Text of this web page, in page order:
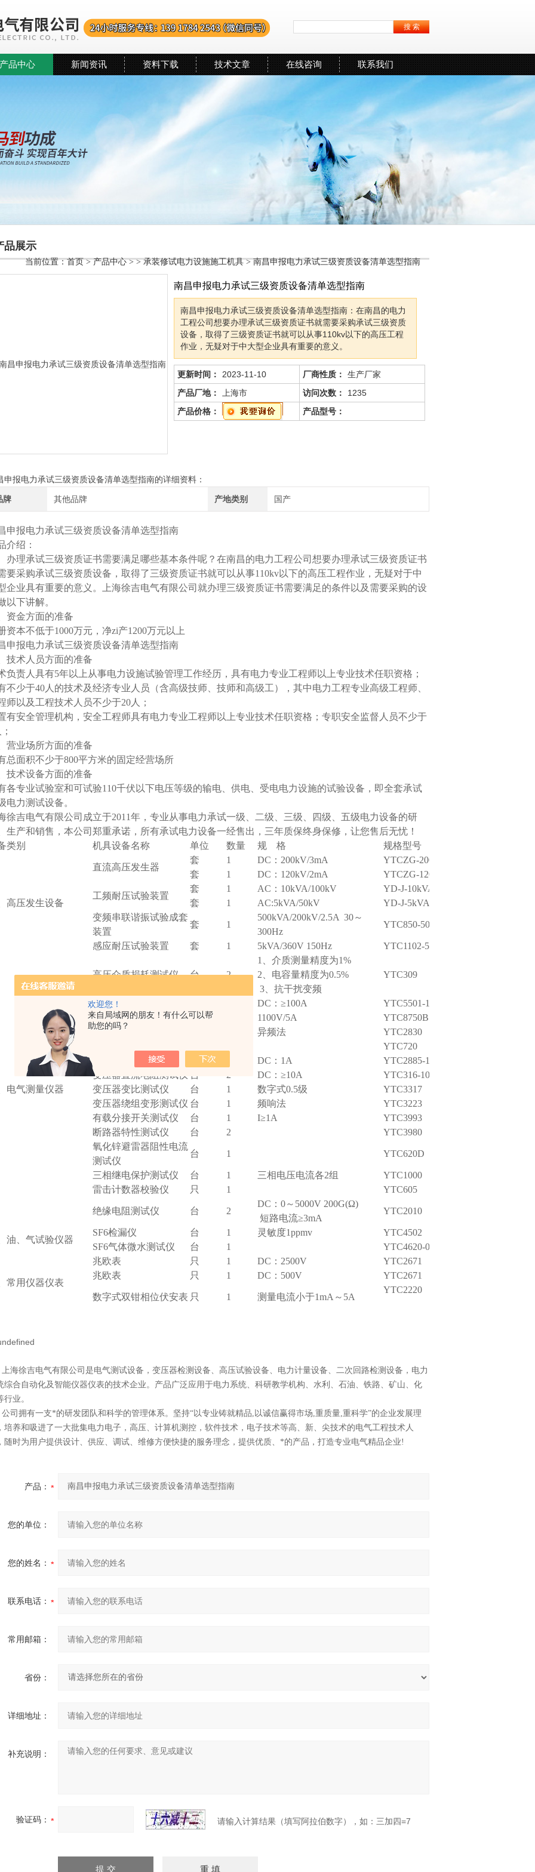
欢迎您！
来自局域网的朋友！有什么可以帮
助您的吗？
产品中心 新闻资讯 资料下载 技术文章 在线咨询 联系我们
品展示
当前位置：首页>产品中心> >承装修试电力设施施工机具> 南昌申报电力承试三级资质设备清单选型指南
南昌申报电力承试三级资质设备清单选型指南
南昌申报电力承试三级资质设备清单选型指南：在南昌的电力
工程公司想要办理承试三级资质证书就需要采购承试三级资质
设备，取得了三级资质证书就可以从事110kv以下的高压工程
作业，无疑对于中大型企业具有重要的意义。
更新时间： 2023-11-10 厂商性质：
生产厂家
产品厂地：
上海市 访问次数：
1235
产品价格：
产品型号：
申报电力承试三级资质设备清单选型指南的详细资料：
牌 其他品牌 产地类别 国产
申报电力承试三级资质设备清单选型指南
介绍：
理承试三级资质证书需要满足哪些基本条件呢？在南昌的电力工程公司想要办理承试三级资质证书
要采购承试三级资质设备，取得了三级资质证书就可以从事110kv以下的高压工程作业，无疑对于中
企业具有重要的意义。上海徐吉电气有限公司就办理三级资质证书需要满足的条件以及需要采购的设
以下讲解。
资金方面的准备
资本不低于1000万元，净zi产1200万元以上
申报电力承试三级资质设备清单选型指南
技术人员方面的准备
负责人具有5年以上从事电力设施试验管理工作经历，具有电力专业工程师以上专业技术任职资格；
不少于40人的技术及经济专业人员（含高级技师、技师和高级工），其中电力工程专业高级工程师、
师以及工程技术人员不少于20人；
有安全管理机构，安全工程师具有电力专业工程师以上专业技术任职资格；专职安全监督人员不少于
营业场所方面的准备
总面积不少于800平方米的固定经营场所
技术设备方面的准备
各专业试验室和可试验110千伏以下电压等级的输电、供电、受电电力设施的试验设备，即全套承试
电力测试设备。
徐吉电气有限公司成立于2011年，专业从事电力承试一级、二级、三级、四级、五级电力设备的研
生产和销售，本公司郑重承诺，所有承试电力设备一经售出，三年质保终身保修，让您售后无忧！
类别
机具设备名称 单位 数量 规 格 规格型号
高压发生设备
直流高压发生器
套 1 DC：200kV/3mA
YTCZG-200kV/3mA
套
1 DC：120kV/2mA YTCZG-120kV/2mA
工频耐压试验装置
套 1 AC：10kVA/100kV
YD-J-10kVA/100kV
套
1 AC:5kVA/50kV
YD-J-5kVA/50kV
变频串联谐振试验成套
装置
套 1
500kVA/200kV/2.5A 30～
300Hz
YTC850-500kVA/200kV
感应耐压试验装置 套 1 5kVA/360V 150Hz YTC1102-5kVA
电气测量仪器
高压介质损耗测试仪 台 2
1、介质测量精度为1%
2、电容量精度为0.5%
3、抗干扰变频
YTC309
回路电阻测试仪 DC：≥100A
YTC5501-100
互感器伏安特性测试仪台 1100V/5A
YTC8750B
接地电阻测试仪
异频法
YTC2830
YTC720
接地导通测试仪
DC：1A
YTC2885-10A
变压器直流电阻测试仪 台 2 DC：≥10A
YTC316-10
变压器变比测试仪
台 1 数字式0.5级
YTC3317
变压器绕组变形测试仪 台 1 频响法
YTC3223
有载分接开关测试仪
台 1 I≥1A
YTC3993
断路器特性测试仪
台 2
YTC3980
氧化锌避雷器阻性电流
测试仪
台 1 YTC620D
三相继电保护测试仪 台 1 三相电压电流各2组
YTC1000
雷击计数器校验仪
只 1 YTC605
绝缘电阻测试仪 台 2
DC：0～5000V 200G(Ω)
短路电流≥3mA
YTC2010
油、气试验仪器
SF6检漏仪 台 1 灵敏度1ppmv
YTC4502
SF6气体微水测试仪
台 1 YTC4620-06
常用仪器仪表
兆欧表 只 1 DC：2500V
YTC2671
兆欧表
只 1 DC：500V YTC2671
数字式双钳相位伏安表 只 1 测量电流小于1mA～5A
YTC2220
徐吉电气有限公司 是电气测试设备 ， 变压器检测设备、 高压试验设备、 电力计量设备、 二次回路检测设备 ， 电力
综合自动化及智能仪器仪表的技术企业。产品广泛应用于电力系统、科研教学机构、水利、石油、铁路、矿山、化
行业。
拥有一支*的研发团队和科学的管理体系。坚持“以专业铸就精品,以诚信赢得市场,重质量,重科学”的企业发展理
培养和吸进了一大批集电力电子，高压、计算机测控，软件技术，电子技术等高、新、尖技术的电气工程技术人
随时为用户提供设计、供应、调试、维修方便快捷的服务理念，提供优质、*的产品，打造专业电气精品企业!
产品：
您的单位：
您的姓名：
联系电话：
常用邮箱：
省份：
详细地址：
补充说明：
验证码： 请输入计算结果（填写阿拉伯数字），如：三加四=7